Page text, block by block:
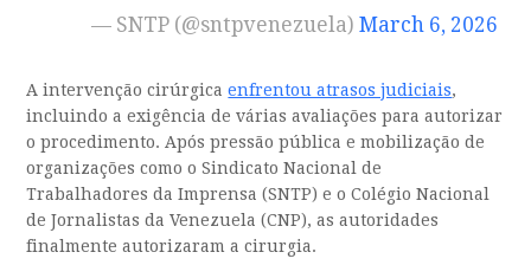
— SNTP (@sntpvenezuela)March 6, 2026
A intervenção cirúrgicaenfrentou atrasos judiciais,
incluindo a exigência de várias avaliações para autorizar
o procedimento. Após pressão pública e mobilização de
organizações como o Sindicato Nacional de
Trabalhadores da Imprensa (SNTP) e o Colégio Nacional
de Jornalistas da Venezuela (CNP), as autoridades
finalmente autorizaram a cirurgia.